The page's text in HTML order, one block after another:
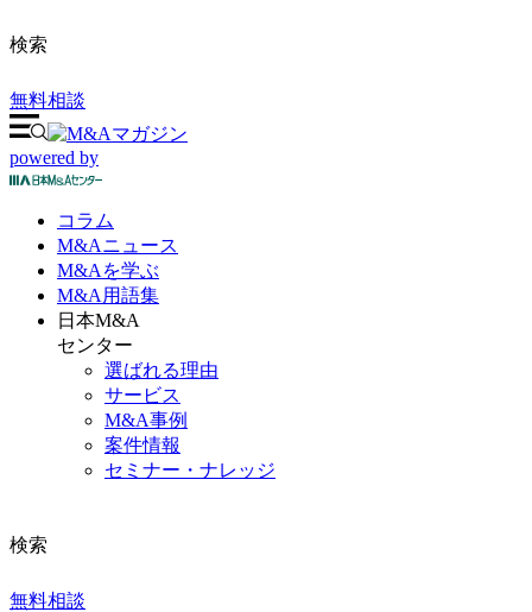
検索
無料相談
powered by
コラム
M&Aニュース
M&Aを学ぶ
M&A 用語集
日本M&A
センター
選ばれる理由
サービス
M&A事例
案件情報
セミナー・ナレッジ
検索
無料相談